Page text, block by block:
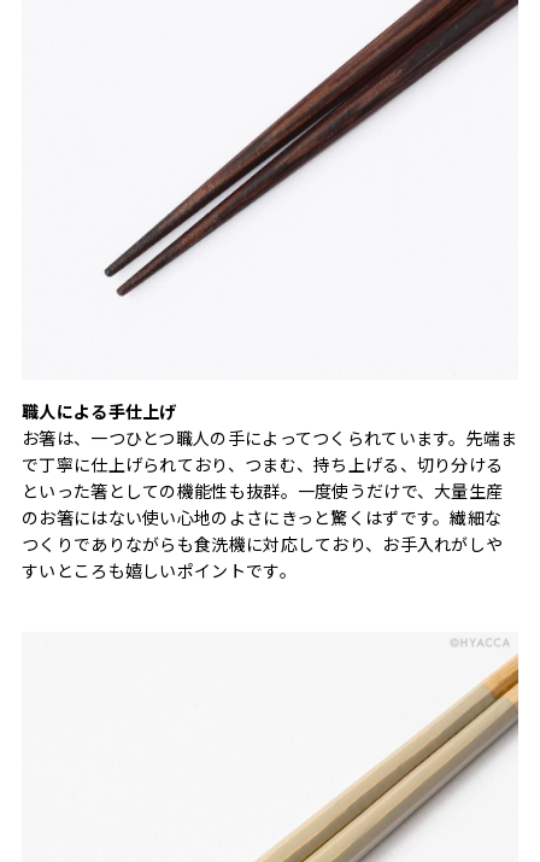
職人による手仕上げ
お箸は、一つひとつ職人の手によってつくられています。先端ま
で丁寧に仕上げられており、つまむ、持ち上げる、切り分ける
といった箸としての機能性も抜群。一度使うだけで、大量生産
のお箸にはない使い心地のよさにきっと驚くはずです。繊細な
つくりでありながらも食洗機に対応しており、お手入れがしや
すいところも嬉しいポイントです。